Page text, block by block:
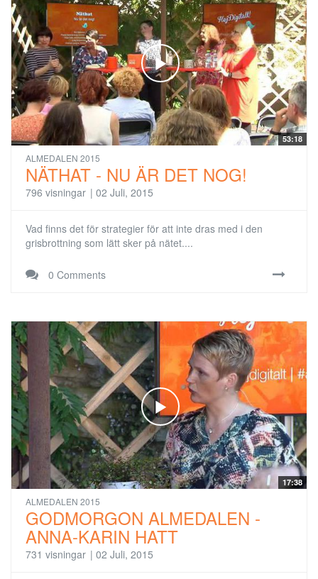
53:18
ALMEDALEN 2015
NÄTHAT - NU ÄR DET NOG!
796 visningar | 02 Juli, 2015
Vad finns det för strategier för att inte dras med i den
grisbrottning som lätt sker på nätet....
0 Comments
17:38
ALMEDALEN 2015
GODMORGON ALMEDALEN -
ANNA-KARIN HATT
731 visningar | 02 Juli, 2015